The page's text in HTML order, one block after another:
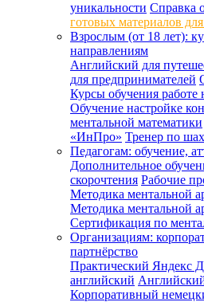
уникальности Справка
готовых материалов
Взрослым (от 18 лет):
направлениям
Английский для
для предпринимателей
Курсы обучения работе
Обучение настройке
ментальной математики
«ИнПро» Тренер по
Педагогам: обучение,
Дополнительное
скорочтения Рабочие
Методика ментальной
Методика ментальной
Сертификация по
Организациям:
партнёрство
Практический Яндекс
английский
Корпоративный